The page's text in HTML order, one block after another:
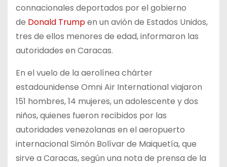
connacionales deportados por el gobierno
de Donald Trumpen un avión de Estados Unidos,
tres de ellos menores de edad, informaron las
autoridades en Caracas.
En el vuelo de la aerolínea chárter
estadounidense Omni Air International viajaron
151 hombres, 14 mujeres, un adolescente y dos
niños, quienes fueron recibidos por las
autoridades venezolanas en el aeropuerto
internacional Simón Bolívar de Maiquetía, que
sirve a Caracas, según una nota de prensa de la